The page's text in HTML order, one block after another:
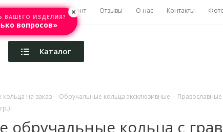
Изготовление Ремонт Отзывы О нас Контакты
Каталог
на заказ - Обручальные кольца эксклюзивные -
обручальные кольца с
ВАШЕГО ИЗДЕЛИЯ?
вопросов»